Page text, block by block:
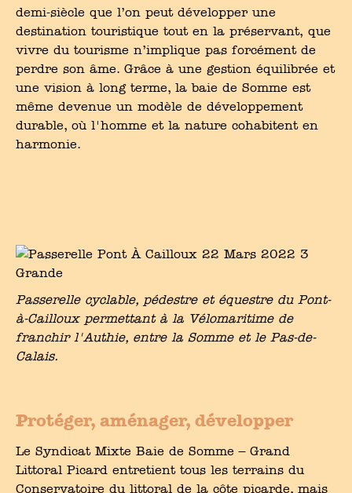
demi-siècle que l’on peut développer une
destination touristique tout en la préservant, que
vivre du tourisme n’implique pas forcément de
perdre son âme. Grâce à une gestion équilibrée et
une vision à long terme, la baie de Somme est
même devenue un modèle de développement
durable, où l'homme et la nature cohabitent en
harmonie.
Passerelle cyclable, pédestre et équestre du Pont-
à-Cailloux permettant à la Vélomaritime de
franchir l'Authie, entre la Somme et le Pas-de-
Calais.
Protéger, aménager, développer
Le Syndicat Mixte Baie de Somme – Grand
Littoral Picard entretient tous les terrains du
Conservatoire du littoral de la côte picarde, mais